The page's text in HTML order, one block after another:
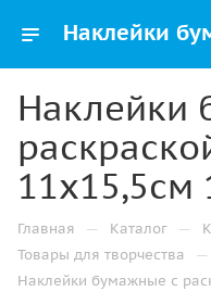
Наклейки
11х15,5см
Главная — Каталог —
Товары для творчества —
Наклейки бумажные с